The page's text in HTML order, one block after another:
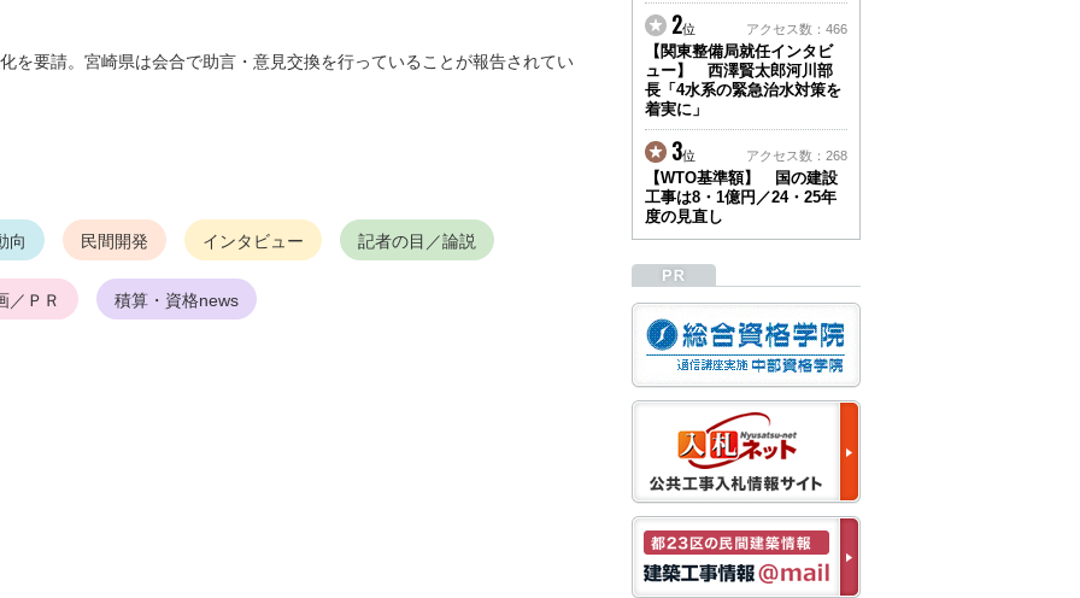
を要請。宮崎県は会合で助言・意見交換を行っていることが報告されてい
向 民間開発 インタビュー 記者の目／論説
／ＰＲ 積算・資格news
建設資料館をご利用いた
だき、誠に有難うござい
ます。
下記の期間につきまし
て、弊社休業のため情報
更新を停止させていただ
きます。
【期間】５月２日(土)～
５月１０日(日)
上記の期間、情報の更新
がされませんので、ご了
い申し上げます。
から通常通り運営いたし
ます。
2025/12/22
●年末年始に伴う情報更
新停止のお知らせ●
建設資料館をご利用いた
だき、誠に有難うござい
ます。
下記の期間につきまし
て、弊社休業のため情報
更新を停止させていただ
きます。
2位 アクセス数：466
【関東整備局就任インタビ
ュー】 西澤賢太郎河川部
長「4水系の緊急治水対策を
着実に」
3位 アクセス数：268
【WTO基準額】 国の建設
工事は8・1億円／24・25年
度の見直し